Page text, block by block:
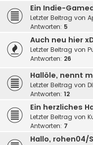
Ein Indie-
Letzter Beitrag von
Antworten: 5
Auch neu hier
Letzter Beitrag von
Antworten: 26
Hallöle, nennt
Letzter Beitrag von
Antworten: 12
Ein herzliches
Letzter Beitrag von
Antworten: 7
Hallo, rohen04/